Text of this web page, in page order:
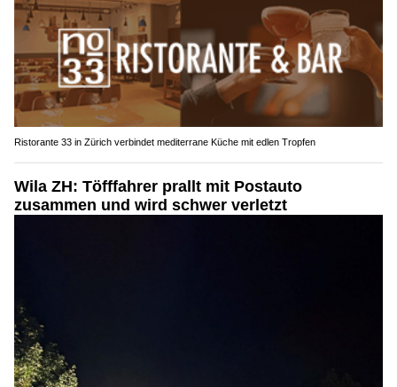
Ristorante 33 in Zürich verbindet mediterrane Küche mit edlen Tropfen
Wila ZH: Töfffahrer prallt mit Postauto
zusammen und wird schwer verletzt